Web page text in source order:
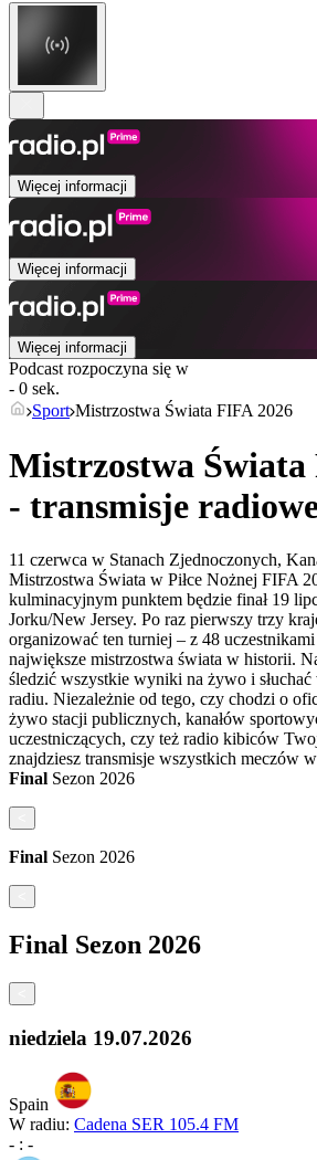
Więcej informacji
Więcej informacji
Więcej informacji
Podcast rozpoczyna się w
- 0 sek.
Sport Mistrzostwa Świata FIFA 2026
Mistrzostwa Świata
- transmisje
11 czerwca w Stanach Zjednoczonych,
Mistrzostwa Świata w Piłce Nożnej FIFA
kulminacyjnym punktem będzie finał 19
Jorku/New Jersey. Po raz pierwszy trzy
organizować ten turniej – z 48
największe mistrzostwa świata w historii.
śledzić wszystkie wyniki na żywo i
radiu. Niezależnie od tego, czy chodzi o
żywo stacji publicznych, kanałów
uczestniczących, czy też radio kibiców
znajdziesz transmisje wszystkich meczów
Final Sezon 2026
Final Sezon 2026
Final Sezon 2026
niedziela 19.07.2026
Spain
W radiu: Cadena SER 105.4 FM
- : -